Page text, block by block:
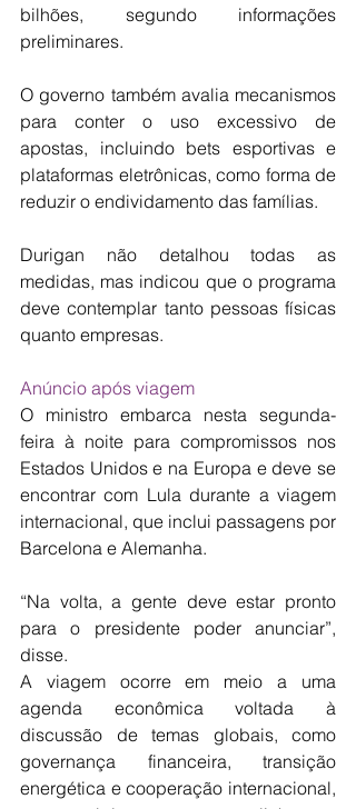
bilhões, segundo informações
preliminares.
O governo também avalia mecanismos
para conter o uso excessivo de
apostas, incluindo bets esportivas e
plataformas eletrônicas, como forma de
reduzir o endividamento das famílias.
Durigan não detalhou todas as
medidas, mas indicou que o programa
deve contemplar tanto pessoas físicas
quanto empresas.
Anúncio após viagem
O ministro embarca nesta segunda-
feira à noite para compromissos nos
Estados Unidos e na Europa e deve se
encontrar com Lula durante a viagem
internacional, que inclui passagens por
Barcelona e Alemanha.
“Na volta, a gente deve estar pronto
para o presidente poder anunciar”,
disse.
A viagem ocorre em meio a uma
agenda econômica voltada à
discussão de temas globais, como
governança financeira, transição
energética e cooperação internacional,